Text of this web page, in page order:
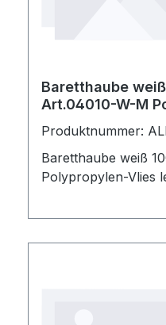
Baretthaube weiß 100 Stück
Art.04010-W-M
Produktnummer:
Baretthaube weiß
Polypropylen-Vlies